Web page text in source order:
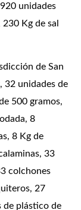
unidades
Kg de sal
de San
32 unidades de
500 gramos,
8
8 Kg de
33
colchones
27
de plástico de